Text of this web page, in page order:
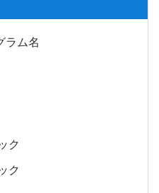
ラム名
ク
ク